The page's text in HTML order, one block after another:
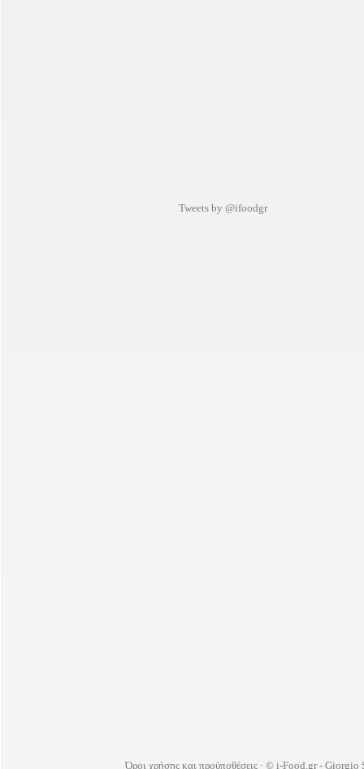
Tweets by @ifoodgr
Όροι χρήσης και προϋποθέσεις· © i-Food.gr - Giorgio